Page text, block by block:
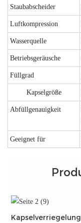
Staubabscheider
Luftkompression
Wasserquelle
Betriebsgeräusche
Füllgrad
Kapselgröße
Abfüllgenauigkeit
Geeignet für